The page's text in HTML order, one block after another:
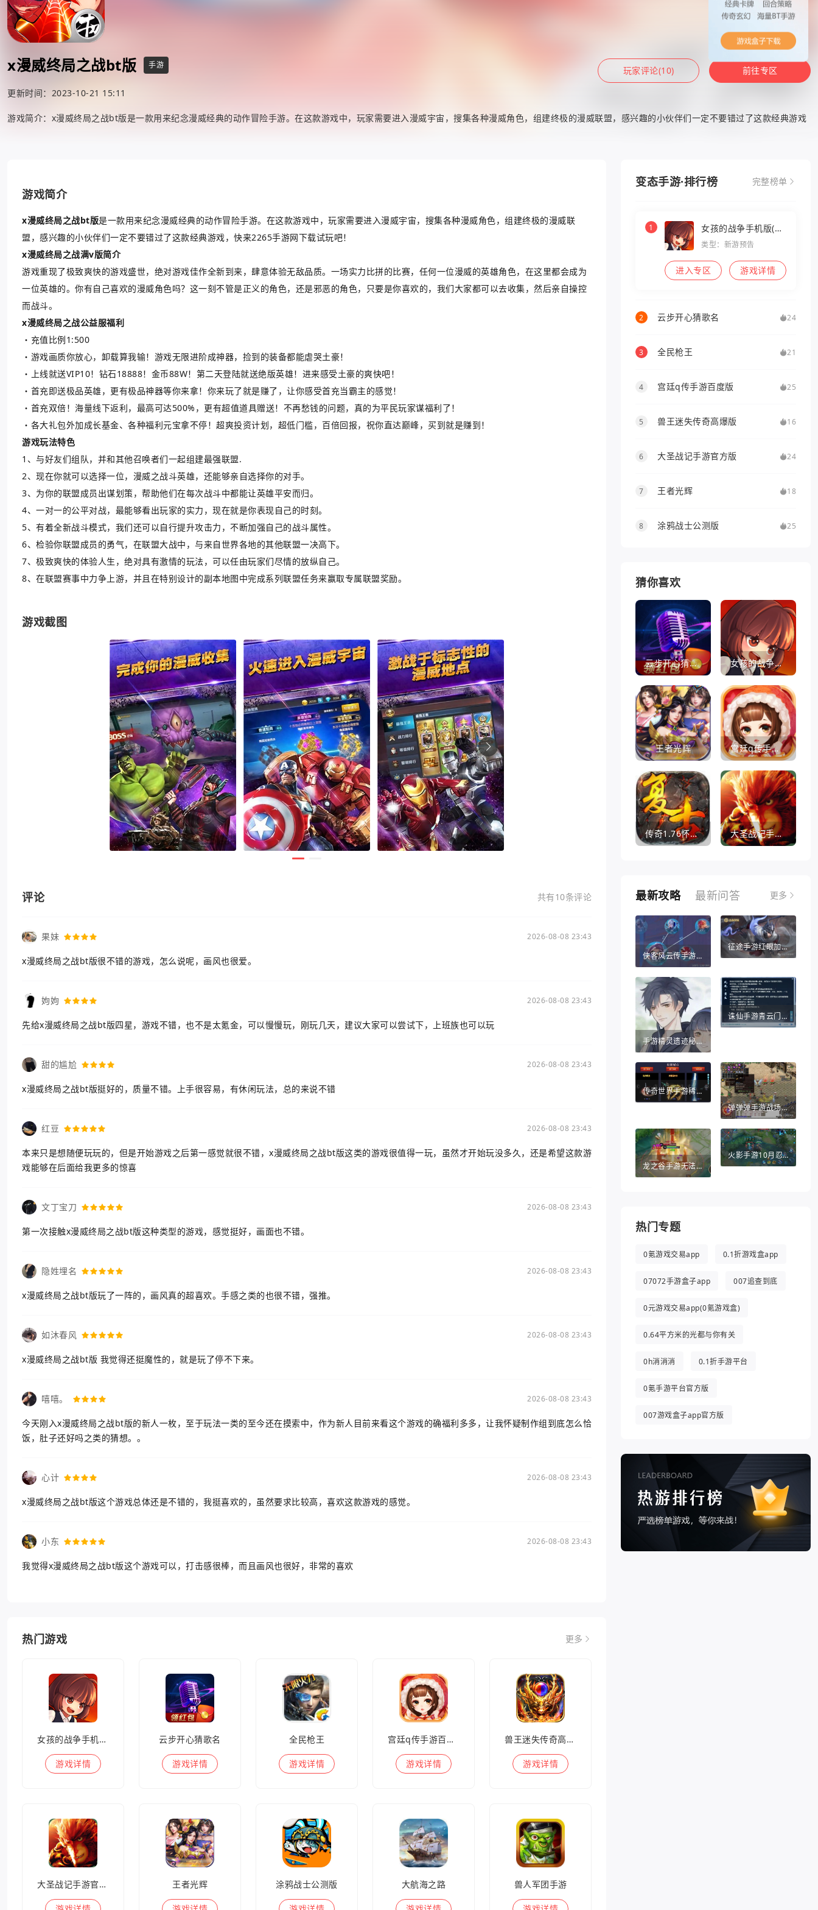
x漫威终局之战bt版 手游
更新时间：2023-10-21 15:11
玩家评论(10) 前往专区
游戏简介：x漫威终局之战bt版是一款用来纪念漫威经典的动作冒险手游。在这款游戏中，玩家需要进入漫威宇宙，搜集各种漫威角色，组建终极的漫威联盟，感兴趣的小伙伴们一定不要错过了这款经典游戏
游戏简介
x漫威终局之战bt版是一款用来纪念漫威经典的动作冒险手游。在这款游戏中，玩家需要进入漫威宇宙，搜集各种漫威角色，组建终极的漫威联
盟，感兴趣的小伙伴们一定不要错过了这款经典游戏，快来2265手游网下载试玩吧！
x漫威终局之战满v版简介
游戏重现了极致爽快的游戏盛世，绝对游戏佳作全新到来，肆意体验无敌品质。一场实力比拼的比赛，任何一位漫威的英雄角色，在这里都会成为
一位英雄的。你有自己喜欢的漫威角色吗？这一刻不管是正义的角色，还是邪恶的角色，只要是你喜欢的，我们大家都可以去收集，然后亲自操控
而战斗。
x漫威终局之战公益服福利
・充值比例1:500
・游戏画质你放心，卸载算我输！游戏无限进阶成神器，捡到的装备都能虐哭土豪！
・上线就送VIP10！钻石18888！金币88W！第二天登陆就送绝版英雄！进来感受土豪的爽快吧！
・首充即送极品英雄，更有极品神器等你来拿！你来玩了就是赚了，让你感受首充当霸主的感觉！
・首充双倍！海量线下返利，最高可达500%，更有超值道具赠送！不再愁钱的问题，真的为平民玩家谋福利了！
・各大礼包外加成长基金、各种福利元宝拿不停！超爽投资计划，超低门槛，百倍回报，祝你直达巅峰，买到就是赚到！
游戏玩法特色
1、与好友们组队，并和其他召唤者们一起组建最强联盟.
2、现在你就可以选择一位，漫威之战斗英雄，还能够亲自选择你的对手。
3、为你的联盟成员出谋划策，帮助他们在每次战斗中都能让英雄平安而归。
4、一对一的公平对战，最能够看出玩家的实力，现在就是你表现自己的时刻。
5、有着全新战斗模式，我们还可以自行提升攻击力，不断加强自己的战斗属性。
6、检验你联盟成员的勇气，在联盟大战中，与来自世界各地的其他联盟一决高下。
7、极致爽快的体验人生，绝对具有激情的玩法，可以任由玩家们尽情的放纵自己。
8、在联盟赛事中力争上游，并且在特别设计的副本地图中完成系列联盟任务来赢取专属联盟奖励。
游戏截图
评论 共有10条评论
果妹 2026-08-08 23:43
x漫威终局之战bt版很不错的游戏，怎么说呢，画风也很爱。
姁姁 2026-08-08 23:43
先给x漫威终局之战bt版四星，游戏不错，也不是太氪金，可以慢慢玩，刚玩几天，建议大家可以尝试下，上班族也可以玩
甜的尴尬 2026-08-08 23:43
x漫威终局之战bt版挺好的，质量不错。上手很容易，有休闲玩法，总的来说不错
红豆 2026-08-08 23:43
本来只是想随便玩玩的，但是开始游戏之后第一感觉就很不错，x漫威终局之战bt版这类的游戏很值得一玩，虽然才开始玩没多久，还是希望这款游
戏能够在后面给我更多的惊喜
文丁宝刀 2026-08-08 23:43
第一次接触x漫威终局之战bt版这种类型的游戏，感觉挺好，画面也不错。
隐姓埋名 2026-08-08 23:43
x漫威终局之战bt版玩了一阵的，画风真的超喜欢。手感之类的也很不错，强推。
如沐春风 2026-08-08 23:43
x漫威终局之战bt版 我觉得还挺魔性的，就是玩了停不下来。
嘻嘻。 2026-08-08 23:43
今天刚入x漫威终局之战bt版的新人一枚，至于玩法一类的至今还在摸索中，作为新人目前来看这个游戏的确福利多多，让我怀疑制作组到底怎么恰
饭，肚子还好吗之类的猜想。。
心计 2026-08-08 23:43
x漫威终局之战bt版这个游戏总体还是不错的，我挺喜欢的，虽然要求比较高，喜欢这款游戏的感觉。
小东 2026-08-08 23:43
我觉得x漫威终局之战bt版这个游戏可以，打击感很棒，而且画风也很好，非常的喜欢
热门游戏 更多
女孩的战争手机版(暂未上线)
游戏详情
云步开心猜歌名
游戏详情
全民枪王
游戏详情
宫廷q传手游百度版
游戏详情
兽王迷失传奇高爆版
游戏详情
大圣战记手游官方版 王者光辉 涂鸦战士公测版 大航海之路 兽人军团手游
变态手游·排行榜 完整榜单
1
女孩的战争手机版(暂
未上线)
类型：新游预告
进入专区 游戏详情
2 云步开心猜歌名 24
3 全民枪王 21
4 宫廷q传手游百度版 25
5 兽王迷失传奇高爆版 16
6 大圣战记手游官方版 24
7 王者光辉 18
8 涂鸦战士公测版 25
猜你喜欢
云步开心猜歌名 女孩的战争手机版(暂未上线)
王者光辉 宫廷q传手游百度版
传奇1.76怀旧版打金服 大圣战记手游官方版
最新攻略 最新问答 更多
侠客风云传手游战法（侠客风云传手游战法攻略）
征途手游红眼加点推荐（征途手游红眼加点推荐攻略）
手游精灵遗迹秘密宝藏（热血江湖手游秘宝灵符）
诛仙手游青云门攻略（诛仙手游哪个职业比较适合平民）
传奇世界手游稀世法宝（传奇世界手游法宝醉乾坤葫芦怎么得）
弹弹弹手游战场英雄（弹弹堂手游助手）
龙之谷手游无法退出（龙之谷手游无法退出游戏）
火影手游10月忍者（火影手游10月忍者活动）
热门专题
0氪游戏交易app 0.1折游戏盒app
07072手游盒子app 007追查到底
0元游戏交易app(0氪游戏盒)
0.64平方米的光都与你有关
0h消消消 0.1折手游平台
0氪手游平台官方版
007游戏盒子app官方版